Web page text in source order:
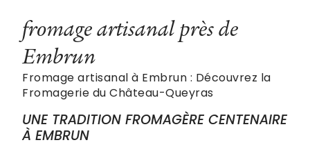
fromage artisanal près de
Embrun
Fromage artisanal à Embrun : Découvrez la
Fromagerie du Château-Queyras
UNE TRADITION FROMAGÈRE CENTENAIRE
À EMBRUN